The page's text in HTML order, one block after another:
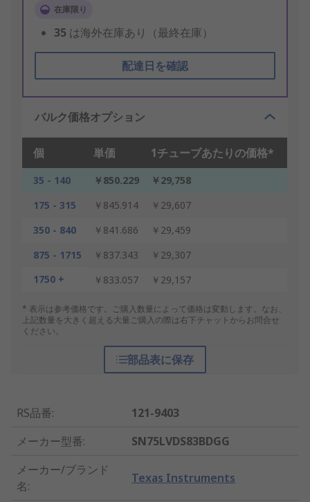
在庫限り
35 は海外在庫あり（最終在庫）
配達日を確認
バルク価格オプション
個 単価 1チューブあたりの価格*
35 - 140 ￥850.229
￥29,758
175 - 315
￥845.914
￥29,607
350 - 840
￥841.686
￥29,459
875 - 1715
￥837.343
￥29,307
1750 +
￥833.057 ￥29,157
* 表示は参考価格です。ご購入数量によって価格は変動します。なお、
上記数量を大きく超える大量ご購入の際は右下チャットからお問合せ
ください。
部品表に保存
RS品番:
121-9403
メーカー型番:
SN75LVDS83BDGG
メーカー/ブランド
名:
Texas Instruments